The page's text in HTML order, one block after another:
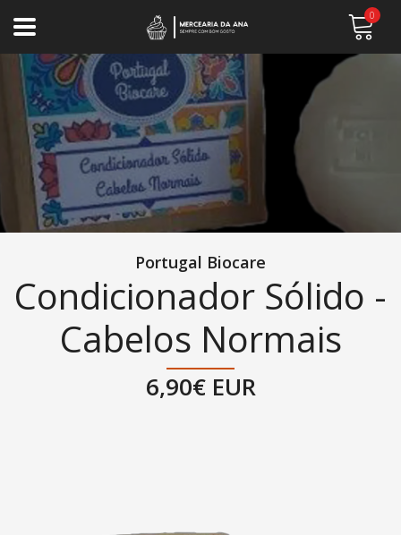
0
Portugal Biocare
Condicionador Sólido -
Cabelos Normais
6,90€ EUR